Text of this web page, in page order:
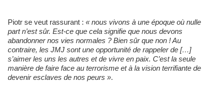
Piotr se veut rassurant : « nous vivons à une époque où nulle
part n’est sûr. Est-ce que cela signifie que nous devons
abandonner nos vies normales ? Bien sûr que non ! Au
contraire, les JMJ sont une opportunité de rappeler de […]
s’aimer les uns les autres et de vivre en paix. C’est la seule
manière de faire face au terrorisme et à la vision terrifiante de
devenir esclaves de nos peurs ».